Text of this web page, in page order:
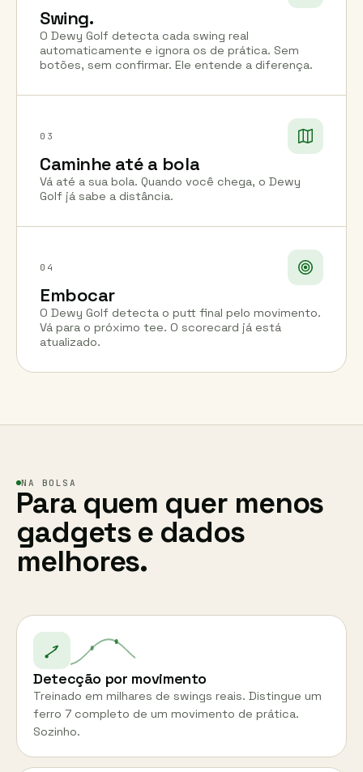
Swing.
O Dewy Golf detecta cada swing real
automaticamente e ignora os de prática. Sem
botões, sem confirmar. Ele entende a diferença.
03
Caminhe até a bola
Vá até a sua bola. Quando você chega, o Dewy
Golf já sabe a distância.
04
Embocar
O Dewy Golf detecta o putt final pelo movimento.
Vá para o próximo tee. O scorecard já está
atualizado.
NA BOLSA
Para quem quer menos
gadgets e dados
melhores.
Detecção por movimento
Treinado em milhares de swings reais. Distingue um
ferro 7 completo de um movimento de prática.
Sozinho.